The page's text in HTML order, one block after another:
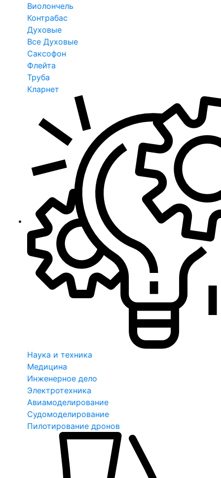
Виолончель
Контрабас
Духовые
Все Духовые
Саксофон
Флейта
Труба
Кларнет
Наука и техника
Медицина
Инженерное дело
Электротехника
Авиамоделирование
Судомоделирование
Пилотирование дронов